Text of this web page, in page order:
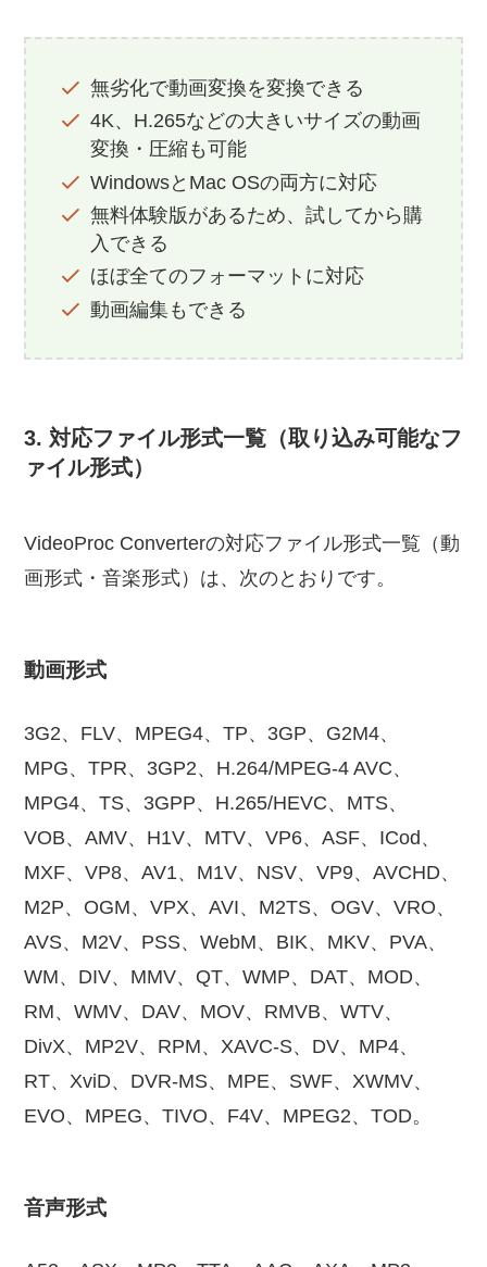
無劣化で動画変換を変換できる
4K、H.265などの大きいサイズの動画
変換・圧縮も可能
WindowsとMac OSの両方に対応
無料体験版があるため、試してから購
入できる
ほぼ全てのフォーマットに対応
動画編集もできる
3. 対応ファイル形式一覧（取り込み可能なフ
ァイル形式）
VideoProc Converterの対応ファイル形式一覧（動
画形式・音楽形式）は、次のとおりです。
動画形式
3G2、FLV、MPEG4、TP、3GP、G2M4、
MPG、TPR、3GP2、H.264/MPEG-4 AVC、
MPG4、TS、3GPP、H.265/HEVC、MTS、
VOB、AMV、H1V、MTV、VP6、ASF、ICod、
MXF、VP8、AV1、M1V、NSV、VP9、AVCHD、
M2P、OGM、VPX、AVI、M2TS、OGV、VRO、
AVS、M2V、PSS、WebM、BIK、MKV、PVA、
WM、DIV、MMV、QT、WMP、DAT、MOD、
RM、WMV、DAV、MOV、RMVB、WTV、
DivX、MP2V、RPM、XAVC-S、DV、MP4、
RT、XviD、DVR-MS、MPE、SWF、XWMV、
EVO、MPEG、TIVO、F4V、MPEG2、TOD。
音声形式